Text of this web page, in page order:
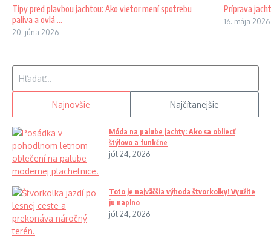
Tipy pred plavbou jachtou: Ako vietor mení spotrebu
paliva a ovlá ...
20. júna 2026
Príprava
16. mája 2026
Najnovšie Najčítanejšie
Móda na palube jachty: Ako sa obliecť
štýlovo a funkčne
júl 24, 2026
Toto je najväčšia výhoda štvorkolky! Využite
ju naplno
júl 24, 2026